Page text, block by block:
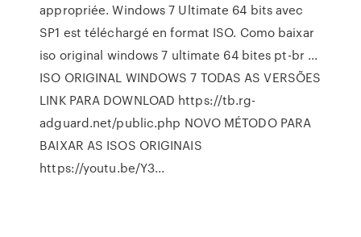
appropriée. Windows 7 Ultimate 64 bits avec
SP1 est téléchargé en format ISO. Como baixar
iso original windows 7 ultimate 64 bites pt-br ...
ISO ORIGINAL WINDOWS 7 TODAS AS VERSÕES
LINK PARA DOWNLOAD https://tb.rg-
adguard.net/public.php NOVO MÉTODO PARA
BAIXAR AS ISOS ORIGINAIS
https://youtu.be/Y3...